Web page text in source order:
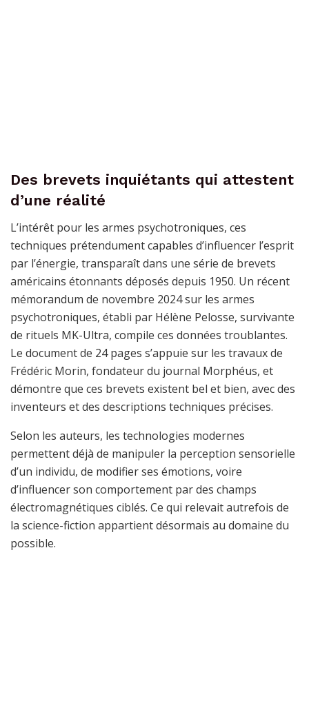
Des brevets inquiétants qui attestent
d’une réalité
L’intérêt pour les armes psychotroniques, ces
techniques prétendument capables d’influencer l’esprit
par l’énergie, transparaît dans une série de brevets
américains étonnants déposés depuis 1950. Un récent
mémorandum de novembre 2024 sur les armes
psychotroniques, établi par Hélène Pelosse, survivante
de rituels MK-Ultra, compile ces données troublantes.
Le document de 24 pages s’appuie sur les travaux de
Frédéric Morin, fondateur du journal Morphéus, et
démontre que ces brevets existent bel et bien, avec des
inventeurs et des descriptions techniques précises.
Selon les auteurs, les technologies modernes
permettent déjà de manipuler la perception sensorielle
d’un individu, de modifier ses émotions, voire
d’influencer son comportement par des champs
électromagnétiques ciblés. Ce qui relevait autrefois de
la science-fiction appartient désormais au domaine du
possible.